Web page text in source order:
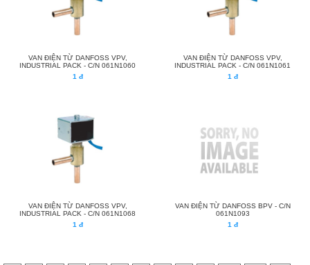
VAN ĐIỆN TỪ DANFOSS VPV,
INDUSTRIAL PACK - C/N 061N1060
1 đ
VAN ĐIỆN TỪ DANFOSS VPV,
INDUSTRIAL PACK - C/N 061N1061
1 đ
VAN ĐIỆN TỪ DANFOSS VPV,
INDUSTRIAL PACK - C/N 061N1068
1 đ
VAN ĐIỆN TỪ DANFOSS BPV - C/N
061N1093
1 đ